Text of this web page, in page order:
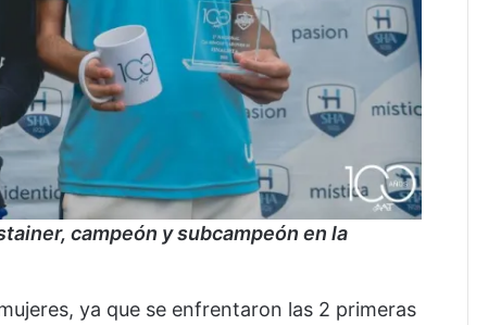
campeón y subcampeón en la
ya que se enfrentaron las 2 primeras